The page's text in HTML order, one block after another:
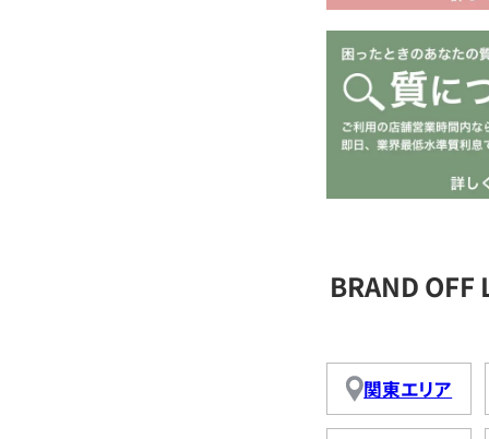
BRAND
関東エリア